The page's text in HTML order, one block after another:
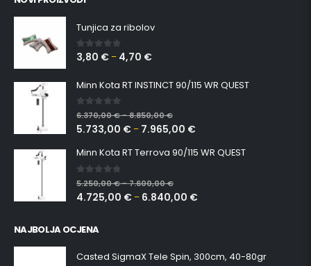
Tunjica za ribolov
0 out of 5
3,80 € – 4,70 €
Minn Kota RT INSTINCT 90/115 WR QUEST
0 out of 5
6.370,00€–8.850,00€
5.733,00 € – 7.965,00 €
Minn Kota RT Terrova 90/115 WR QUEST
0 out of 5
5.250,00€–7.600,00€
4.725,00 € – 6.840,00 €
NAJBOLJA OCJENA
Casted SigmaX Tele Spin, 300cm, 40-80gr